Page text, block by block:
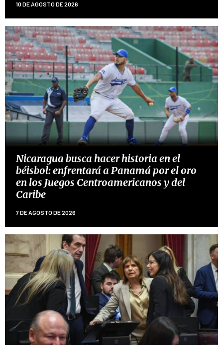
10 DE AGOSTO DE 2026
Nicaragua busca hacer historia en el
béisbol: enfrentará a Panamá por el oro
en los Juegos Centroamericanos y del
Caribe
7 DE AGOSTO DE 2026